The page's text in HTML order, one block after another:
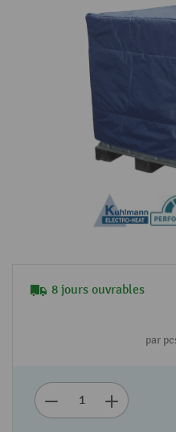
8 jours ouvrables
par